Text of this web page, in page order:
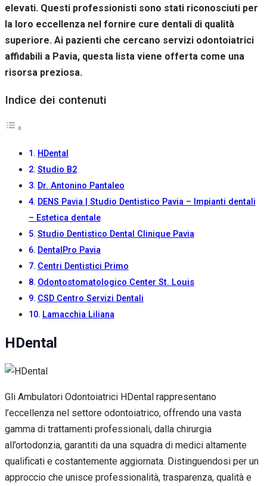
elevati. Questi professionisti sono stati riconosciuti per
la loro eccellenza nel fornire cure dentali di qualità
superiore. Ai pazienti che cercano servizi odontoiatrici
affidabili a Pavia, questa lista viene offerta come una
risorsa preziosa.
Indice dei contenuti
HDental
Studio B2
Dr. Antonino Pantaleo
DENS Pavia | Studio Dentistico Pavia – Impianti dentali
– Estetica dentale
Studio Dentistico Dental Clinique Pavia
DentalPro Pavia
Centri Dentistici Primo
Odontostomatologico Center St. Louis
CSD Centro Servizi Dentali
Lamacchia Liliana
HDental
Gli Ambulatori Odontoiatrici HDental rappresentano
l’eccellenza nel settore odontoiatrico, offrendo una vasta
gamma di trattamenti professionali, dalla chirurgia
all’ortodonzia, garantiti da una squadra di medici altamente
qualificati e costantemente aggiornata. Distinguendosi per un
approccio che unisce professionalità, trasparenza, qualità e